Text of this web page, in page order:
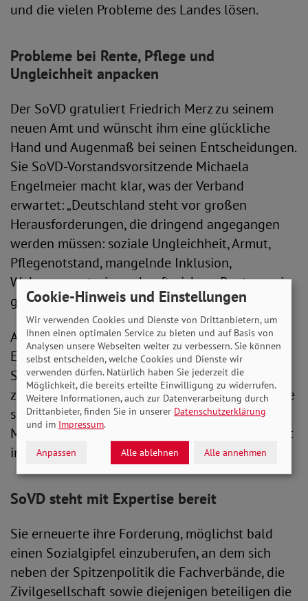
und die vielen Probleme des Landes lösen.
Probleme bei Rente, Pflege und
Ungleichheit anpacken
Der SoVD gratuliert Friedrich Merz zu seinem
neuen Amt und wünscht ihm eine glückliche
Hand und Augenmaß bei seinen Entscheidungen.
Sie SoVD-Vorstandsvorsitzende Michaela
Engelmeier macht klar, was der Verband
erwartet: „Deutschland steht vor großen
Herausforderungen, die dringend angegangen
werden müssen: soziale Ungleichheit, Armut,
Pflegenotstand, mangelnde Inklusion,
Wohnungsnot, eine zukunftssichere Rente sowie
gute Arbeit mit fairen Löhnen.“
Als größte Aufgabe bezeichnete Michaela
Engelmeier, gegen die gesellschaftliche
Spaltung vorzugehen und populistische Kräfte
zurückzudrängen. Nötig sei dafür eine Politik, die
sich an den konkreten Bedürfnissen der
Menschen orientiert und die soziale Wirklichkeit
im Blick hat.
SoVD steht mit Expertise bereit
Sie erneuerte ihre Forderung, möglichst bald
einen Sozialgipfel einzuberufen, an dem sich
neben der Spitzenpolitik die Fachverbände, die
Zivilgesellschaft sowie diejenigen beteiligen die
Cookie-Hinweis und Einstellungen
Wir verwenden Cookies und Dienste von Drittanbietern, um
Ihnen einen optimalen Service zu bieten und auf Basis von
Analysen unsere Webseiten weiter zu verbessern. Sie können
selbst entscheiden, welche Cookies und Dienste wir
verwenden dürfen. Natürlich haben Sie jederzeit die
Möglichkeit, die bereits erteilte Einwilligung zu widerrufen.
Weitere Informationen, auch zur Datenverarbeitung durch
Drittanbieter, finden Sie in unserer Datenschutzerklärung
und im Impressum.
Anpassen Alle ablehnen Alle annehmen